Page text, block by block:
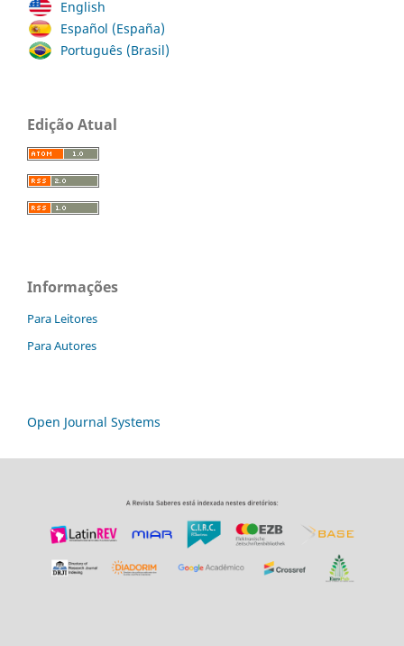
English
Español (España)
Português (Brasil)
Edição Atual
Informações
Para Leitores
Para Autores
Open Journal Systems